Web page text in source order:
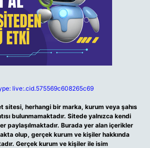
live:.cid.575569c608265c69
sitesi, herhangi bir marka, kurum veya şahıs
bulunmamaktadır. Sitede yalnızca kendi
paylaşılmaktadır. Burada yer alan içerikler
olup, gerçek kurum ve kişiler hakkında
Gerçek kurum ve kişiler ile isim